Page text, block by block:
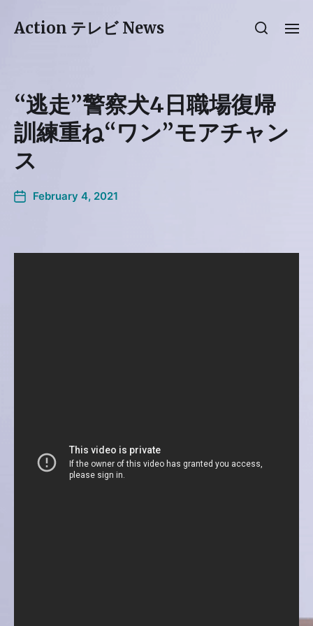
Action テレビ News
“逃走”警察犬4日職場復帰
訓練重ね“ワン”モアチャン
ス
February 4, 2021